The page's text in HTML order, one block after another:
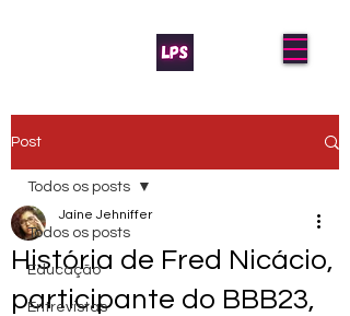
Post
Todos os posts
Educação
Entrevistas
Todos os posts
História de Fred Nicácio,
participante do BBB23,
Jaíne Jehniffer